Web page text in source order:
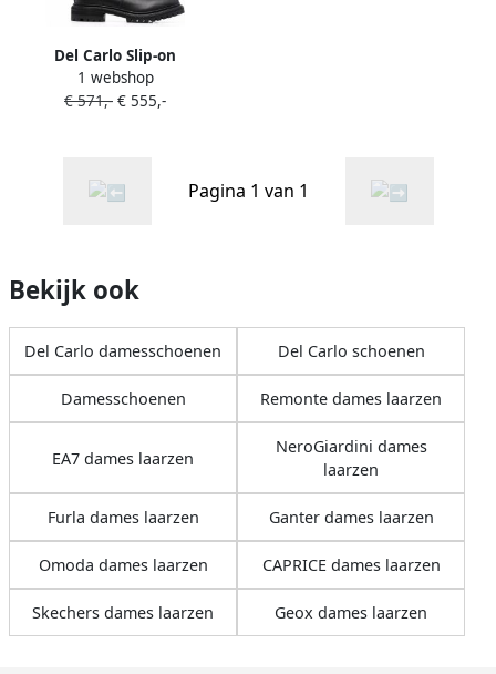
Del Carlo Slip-on
knielaarzen Zwart
1 webshop
€ 571,- € 555,-
Pagina 1 van 1
Bekijk ook
Del Carlo damesschoenen Del Carlo schoenen
Damesschoenen Remonte dames laarzen
EA7 dames laarzen
NeroGiardini dames
laarzen
Furla dames laarzen Ganter dames laarzen
Omoda dames laarzen CAPRICE dames laarzen
Skechers dames laarzen Geox dames laarzen